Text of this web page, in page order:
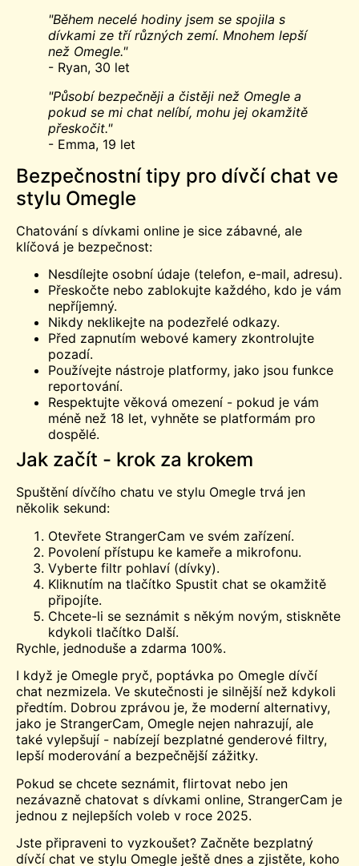
"Během necelé hodiny jsem se spojila s
dívkami ze tří různých zemí. Mnohem lepší
než Omegle."
- Ryan, 30 let
"Působí bezpečněji a čistěji než Omegle a
pokud se mi chat nelíbí, mohu jej okamžitě
přeskočit."
- Emma, 19 let
Bezpečnostní tipy pro dívčí chat ve
stylu Omegle
Chatování s dívkami online je sice zábavné, ale
klíčová je bezpečnost:
Nesdílejte osobní údaje (telefon, e-mail, adresu).
Přeskočte nebo zablokujte každého, kdo je vám
nepříjemný.
Nikdy neklikejte na podezřelé odkazy.
Před zapnutím webové kamery zkontrolujte
pozadí.
Používejte nástroje platformy, jako jsou funkce
reportování.
Respektujte věková omezení - pokud je vám
méně než 18 let, vyhněte se platformám pro
dospělé.
Jak začít - krok za krokem
Spuštění dívčího chatu ve stylu Omegle trvá jen
několik sekund:
Otevřete StrangerCam ve svém zařízení.
Povolení přístupu ke kameře a mikrofonu.
Vyberte filtr pohlaví (dívky).
Kliknutím na tlačítko Spustit chat se okamžitě
připojíte.
Chcete-li se seznámit s někým novým, stiskněte
kdykoli tlačítko Další.
Rychle, jednoduše a zdarma 100%.
I když je Omegle pryč, poptávka po Omegle dívčí
chat nezmizela. Ve skutečnosti je silnější než kdykoli
předtím. Dobrou zprávou je, že moderní alternativy,
jako je StrangerCam, Omegle nejen nahrazují, ale
také vylepšují - nabízejí bezplatné genderové filtry,
lepší moderování a bezpečnější zážitky.
Pokud se chcete seznámit, flirtovat nebo jen
nezávazně chatovat s dívkami online, StrangerCam je
jednou z nejlepších voleb v roce 2025.
Jste připraveni to vyzkoušet? Začněte bezplatný
dívčí chat ve stylu Omegle ještě dnes a zjistěte, koho